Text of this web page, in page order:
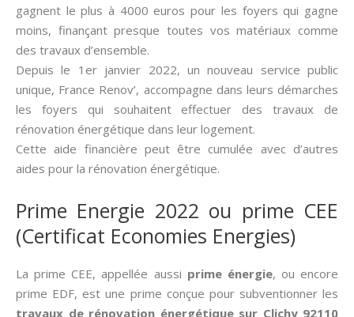
gagnent le plus à 4000 euros pour les foyers qui gagne
moins, finançant presque toutes vos matériaux comme
des travaux d’ensemble.
Depuis le 1er janvier 2022, un nouveau service public
unique, France Renov’, accompagne dans leurs démarches
les foyers qui souhaitent effectuer des travaux de
rénovation énergétique dans leur logement.
Cette aide financière peut être cumulée avec d’autres
aides pour la rénovation énergétique.
Prime Energie 2022 ou prime CEE
(Certificat Economies Energies)
La prime CEE, appellée aussi­ prime énergie, ou encore
prime EDF, est une prime conçue pour subventionner les
travaux de rénovation énergétique sur Clichy 92110